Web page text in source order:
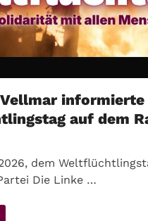
informierte
auf dem
dem
Die Linke …